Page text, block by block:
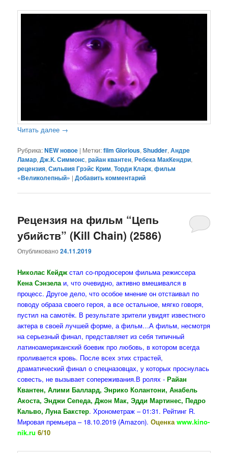
Читать далее →
Рубрика:NEW новое | Метки:film Glorious,Shudder,Андре
Ламар,Дж.К. Симмонс,райан квантен,Ребека МакКендри,
рецензия,Сильвия Грэйс Крим,Торди Кларк,фильм
«Великолепный» |Добавить комментарий
Рецензия на фильм “Цепь
убийств” (Kill Chain) (2586)
Опубликовано24.11.2019
Николас Кейдж стал со-продюсером фильма режиссера
Кена Сэнзела и, что очевидно, активно вмешивался в
процесс. Другое дело, что особое мнение он отстаивал по
поводу образа своего героя, а все остальное, мягко говоря,
пустил на самотёк. В результате зрители увидят известного
актера в своей лучшей форме, а фильм…А фильм, несмотря
на серьезный финал, представляет из себя типичный
латиноамериканский боевик про любовь, в котором всегда
проливается кровь. После всех этих страстей,
драматический финал о спецназовцах, у которых проснулась
совесть, не вызывает сопереживания.В ролях -Райан
Квантен, Алими Баллард, Энрико Колантони, Анабель
Акоста, Энджи Сепеда, Джон Мак, Эдди Мартинес, Педро
Кальво, Луна Бакстер. Хронометраж – 01:31. Рейтинг R.
Мировая премьера – 18.10.2019 (Amazon).Оценкаwww.kino-
nik.ru 6/10